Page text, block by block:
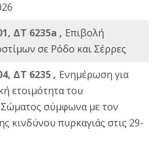
ΔΤ 6235a , Eπιβολή
σε Ρόδο και Σέρρες
ΔΤ 6235 , Ενημέρωση για
ετοιμότητα του
σύμφωνα με τον
κινδύνου πυρκαγιάς στις 29-